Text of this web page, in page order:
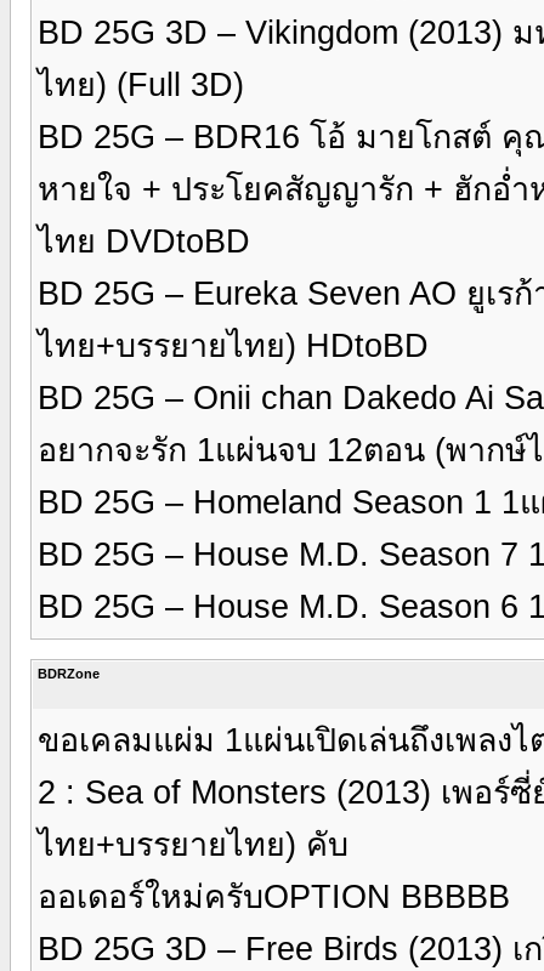
BD 25G 3D – Vikingdom (2013)
ไทย) (Full 3D)
BD 25G – BDR16 โอ้ มายโกสต์
หายใจ + ประโยคสัญญารัก + ฮักอ่
ไทย DVDtoBD
BD 25G – Eureka Seven AO ยูเ
ไทย+บรรยายไทย) HDtoBD
BD 25G – Onii chan Dakedo Ai
อยากจะรัก 1แผ่นจบ 12ตอน (พากษ์
BD 25G – Homeland Season 1
BD 25G – House M.D. Season
BD 25G – House M.D. Season
BDRZone
ขอเคลมแผ่ม 1แผ่นเปิดเล่นถึงเพลง
2 : Sea of Monsters (2013) เพอร์
ไทย+บรรยายไทย) คับ
ออเดอร์ใหม่ครับOPTION BBBBB
BD 25G 3D – Free Birds (2013)